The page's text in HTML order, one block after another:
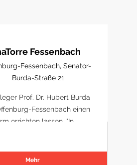
Fessenbach
Fessenbach, Senator-
Burda-Straße 21
Prof. Dr. Hubert Burda
Fessenbach einen
errichten lassen. "In
"SenaTorre" ist auch eine
Mehr